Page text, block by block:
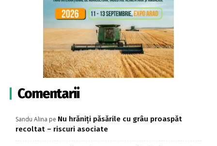
Comentarii
Sandu Alina pe Nu hrăniți păsările cu grâu proaspăt
recoltat – riscuri asociate